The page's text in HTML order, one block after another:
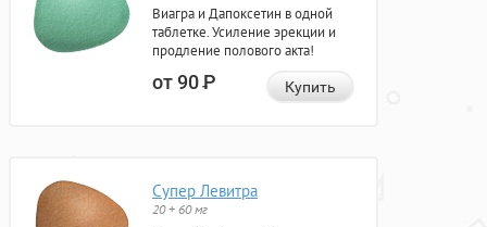
Виагра и Дапоксетин в одной
таблетке. Усиление эрекции и
продление полового акта!
от 90Р Купить
Супер Левитра
20 + 60 мг